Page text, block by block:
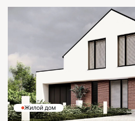
Жилой дом